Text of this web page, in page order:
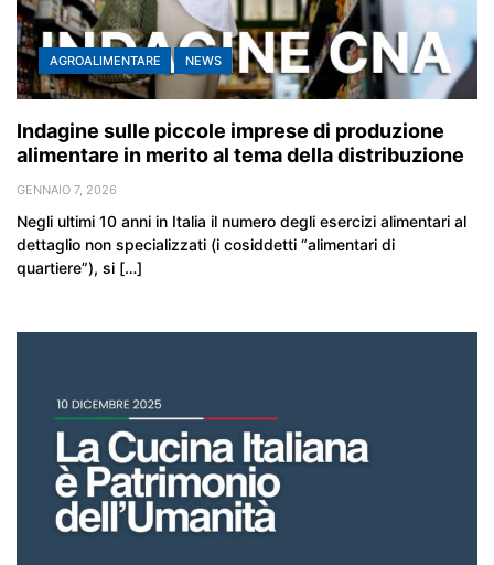
AGROALIMENTARE NEWS
Indagine sulle piccole imprese di produzione
alimentare in merito al tema della distribuzione
GENNAIO 7, 2026
Negli ultimi 10 anni in Italia il numero degli esercizi alimentari al
dettaglio non specializzati (i cosiddetti “alimentari di
quartiere”), si […]